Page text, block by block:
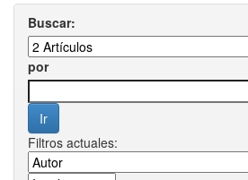
Buscar:
por
Filtros actuales: